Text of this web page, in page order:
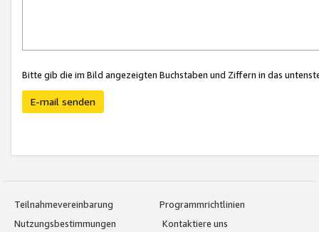
Bitte gib die im Bild angezeigten Buchstaben und Ziffern in das
E-mail senden
Teilnahmevereinbarung
Programmrichtlinien
Nutzungsbestimmungen
Kontaktiere uns